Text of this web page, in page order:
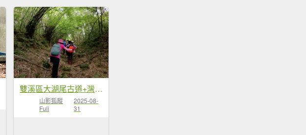
雙溪區大湖尾古道+灣潭古道O型
山影狐蹤
Fuli
2025-08-
31